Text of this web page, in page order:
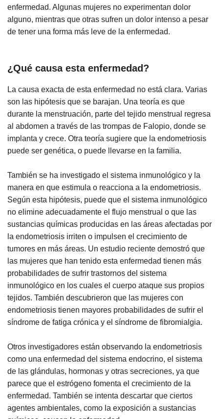
enfermedad. Algunas mujeres no experimentan dolor
alguno, mientras que otras sufren un dolor intenso a pesar
de tener una forma más leve de la enfermedad.
¿Qué causa esta enfermedad?
La causa exacta de esta enfermedad no está clara. Varias
son las hipótesis que se barajan. Una teoría es que
durante la menstruación, parte del tejido menstrual regresa
al abdomen a través de las trompas de Falopio, donde se
implanta y crece. Otra teoría sugiere que la endometriosis
puede ser genética, o puede llevarse en la familia.
También se ha investigado el sistema inmunológico y la
manera en que estimula o reacciona a la endometriosis.
Según esta hipótesis, puede que el sistema inmunológico
no elimine adecuadamente el flujo menstrual o que las
sustancias químicas producidas en las áreas afectadas por
la endometriosis irriten o impulsen el crecimiento de
tumores en más áreas. Un estudio reciente demostró que
las mujeres que han tenido esta enfermedad tienen más
probabilidades de sufrir trastornos del sistema
inmunológico en los cuales el cuerpo ataque sus propios
tejidos. También descubrieron que las mujeres con
endometriosis tienen mayores probabilidades de sufrir el
síndrome de fatiga crónica y el síndrome de fibromialgia.
Otros investigadores están observando la endometriosis
como una enfermedad del sistema endocrino, el sistema
de las glándulas, hormonas y otras secreciones, ya que
parece que el estrógeno fomenta el crecimiento de la
enfermedad. También se intenta descartar que ciertos
agentes ambientales, como la exposición a sustancias